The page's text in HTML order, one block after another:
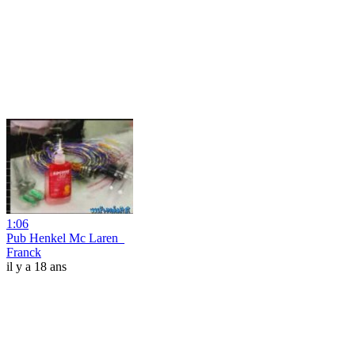
1:06
Pub Henkel Mc Laren_
Franck
il y a 18 ans